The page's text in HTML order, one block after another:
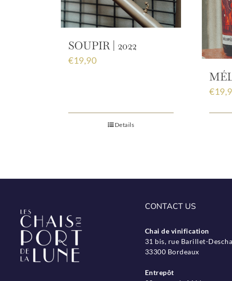
SOUPIR | 2022
€19,90
Details
€
CONTACT US
Chai de vinification
31 bis, rue Barillet-
33300 Bordeaux
Entrepôt